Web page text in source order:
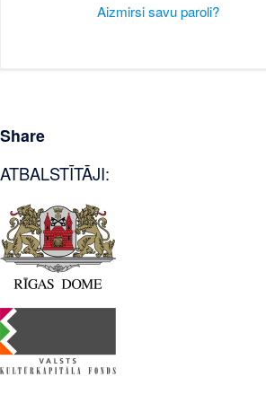
Aizmirsi savu paroli?
Share
ATBALSTĪTĀJI: